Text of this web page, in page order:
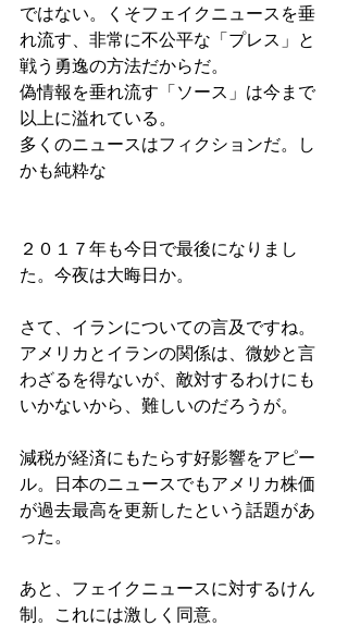
ではない。くそフェイクニュースを垂
れ流す、非常に不公平な「プレス」と
戦う勇逸の方法だからだ。
偽情報を垂れ流す「ソース」は今まで
以上に溢れている。
多くのニュースはフィクションだ。し
かも純粋な
２０１７年も今日で最後になりまし
た。今夜は大晦日か。
さて、イランについての言及ですね。
アメリカとイランの関係は、微妙と言
わざるを得ないが、敵対するわけにも
いかないから、難しいのだろうが。
減税が経済にもたらす好影響をアピー
ル。日本のニュースでもアメリカ株価
が過去最高を更新したという話題があ
った。
あと、フェイクニュースに対するけん
制。これには激しく同意。